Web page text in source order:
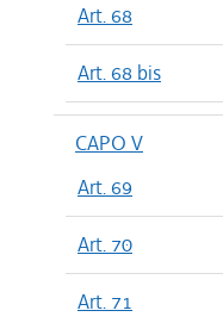
Art. 68
Art. 68 bis
CAPO V
Art. 69
Art. 70
Art. 71